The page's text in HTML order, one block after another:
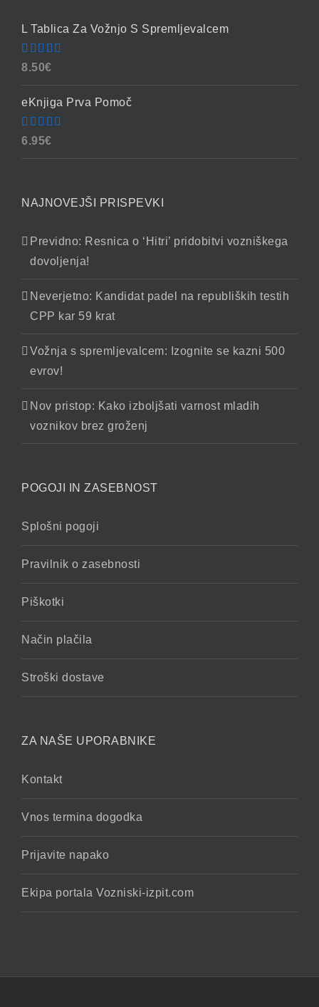
L Tablica Za Vožnjo S Spremljevalcem
Ocenjeno
8.50€
eKnjiga Prva Pomoč
Ocenjeno
6.95€
NAJNOVEJŠI PRISPEVKI
Previdno: Resnica o ‘Hitri’ pridobitvi vozniškega
dovoljenja!
Neverjetno: Kandidat padel na republiških testih
CPP kar 59 krat
Vožnja s spremljevalcem: Izognite se kazni 500
evrov!
Nov pristop: Kako izboljšati varnost mladih
voznikov brez groženj
POGOJI IN ZASEBNOST
Splošni pogoji
Pravilnik o zasebnosti
Piškotki
Način plačila
Stroški dostave
ZA NAŠE UPORABNIKE
Kontakt
Vnos termina dogodka
Prijavite napako
Ekipa portala Vozniski-izpit.com